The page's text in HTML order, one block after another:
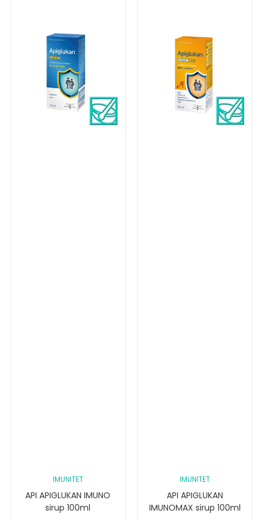
IMUNITET
API APIGLUKAN IMUNO
sirup 100ml
IMUNITET
API APIGLUKAN
IMUNOMAX sirup 100ml